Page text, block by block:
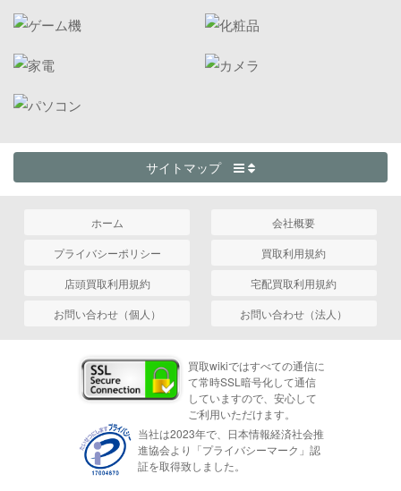
サイトマップ
ホーム
会社概要
プライバシーポリシー
買取利用規約
店頭買取利用規約
宅配買取利用規約
お問い合わせ（個人）
お問い合わせ（法人）
買取wikiではすべての通信に
て常時SSL暗号化して通信
していますので、安心して
ご利用いただけます。
当社は2023年で、日本情報経済社会推
進協会より「プライバシーマーク」認
証を取得致しました。